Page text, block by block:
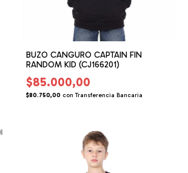
BUZO CANGURO CAPTAIN FIN
RANDOM KID (CJ166201)
$85.000,00
$80.750,00 con Transferencia Bancaria